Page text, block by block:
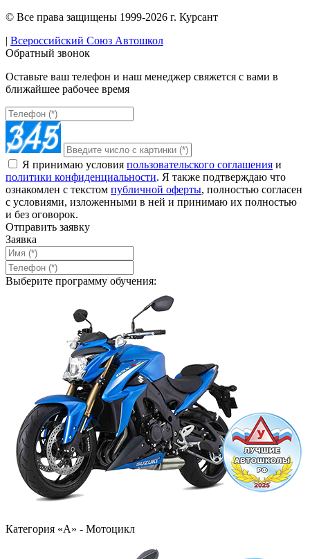
© Все права защищены 1999-2026 г. Курсант
| Всероссийский Союз Автошкол
Обратный звонок
Оставьте ваш телефон и наш менеджер свяжется с вами в
ближайшее рабочее время
Я принимаю условия пользовательского соглашения и
политики конфиденциальности. Я также подтверждаю что
ознакомлен с текстом публичной оферты, полностью согласен
с условиями, изложенными в ней и принимаю их полностью
и без оговорок.
Отправить заявку
Заявка
Выберите программу обучения:
Категория «А» - Мотоцикл